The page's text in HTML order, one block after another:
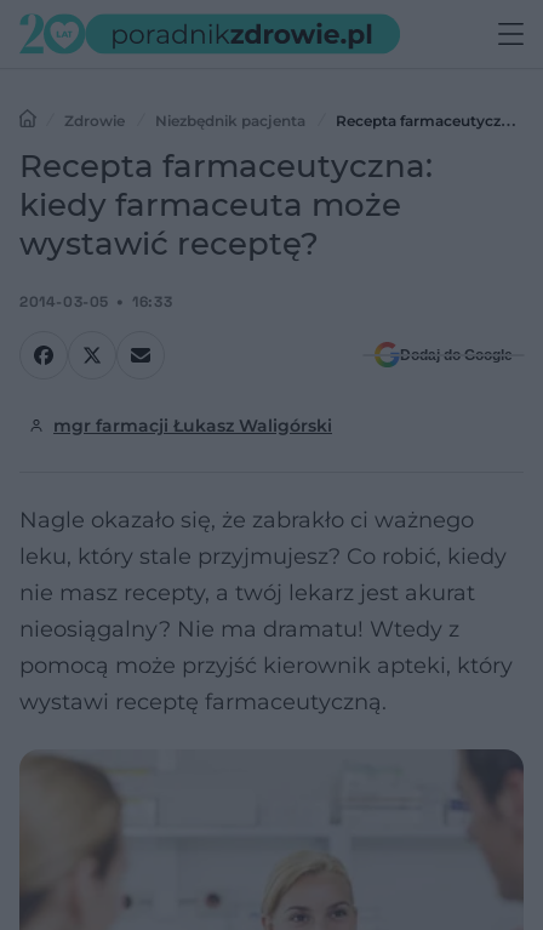
Zdrowie Niezbędnik pacjenta
Recepta farmaceutyczna:
kiedy farmaceuta może wystawić receptę?
Recepta farmaceutyczna:
kiedy farmaceuta może
wystawić receptę?
2014-03-05 16:33
Dodaj do Google
mgr farmacji Łukasz Waligórski
Nagle okazało się, że zabrakło ci ważnego
leku, który stale przyjmujesz? Co robić, kiedy
nie masz recepty, a twój lekarz jest akurat
nieosiągalny? Nie ma dramatu! Wtedy z
pomocą może przyjść kierownik apteki, który
wystawi receptę farmaceutyczną.